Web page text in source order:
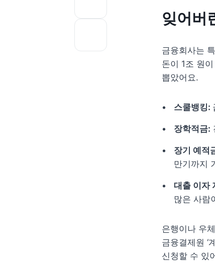
잊어버
금융회사는
돈이 1조 원
뽑았어요.
스쿨뱅킹:
장학적금:
장기 예적
만기까지
대출 이자
많은 사람
은행이나 우
금융결제원 ‘
신청할 수 있